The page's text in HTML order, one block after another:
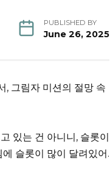
PUBLISHED BY
June 26, 2025
, 그림자 미션의 절망 속
있는 건 아니니, 슬롯이
슬롯이 많이 달려있어.